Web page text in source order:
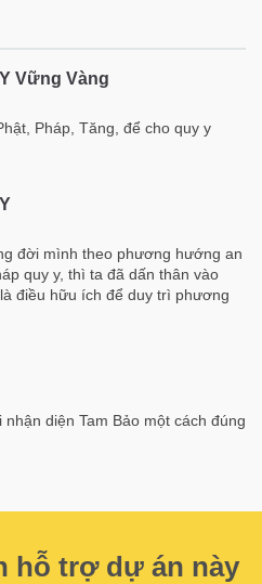
Vững Vàng
Pháp, Tăng, để cho quy y
đời mình theo phương hướng an
quy y, thì ta đã dấn thân vào
điều hữu ích để duy trì phương
diện Tam Bảo một cách đúng
hỗ trợ dự án này